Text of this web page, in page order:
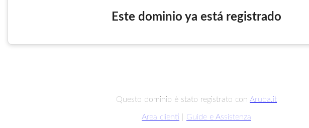
Este dominio ya está registrado
Questo dominio è stato registrato con Aruba.it
Area clienti Guide e Assistenza